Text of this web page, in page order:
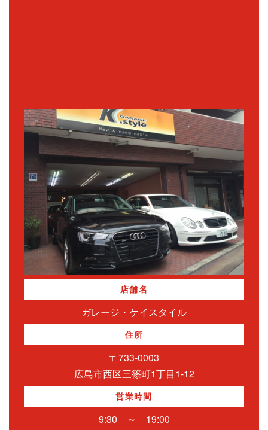
店舗名
ガレージ・ケイスタイル
住所
〒733-0003
広島市西区三篠町1丁目1-12
営業時間
9:30 ～ 19:00